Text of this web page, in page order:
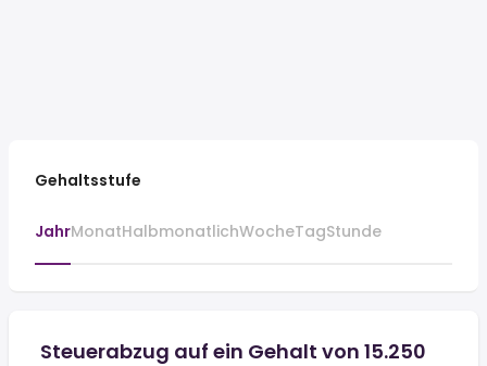
Gehaltsstufe
JahrMonatHalbmonatlichWocheTagStunde
Steuerabzug auf ein Gehalt von 15.250